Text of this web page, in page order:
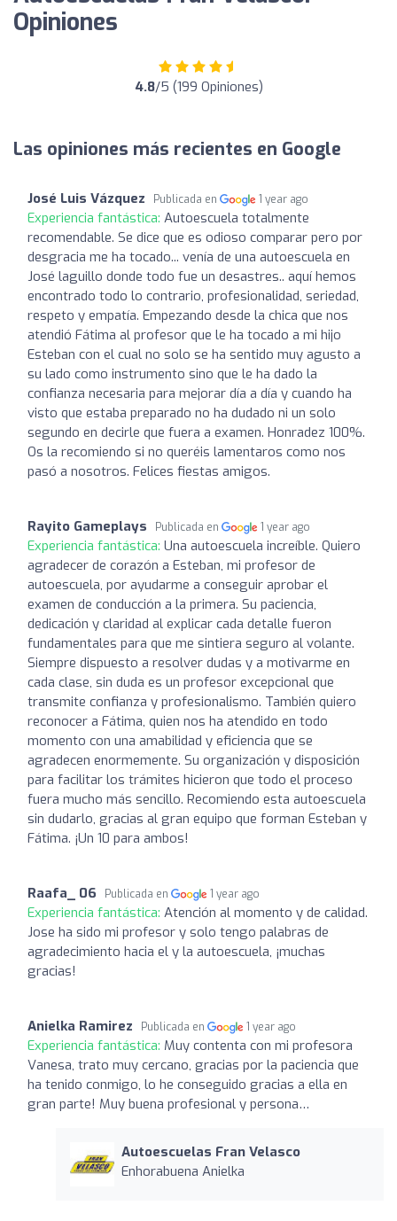
Opiniones
4.8/5 (199 Opiniones)
Las opiniones más recientes en Google
José Luis Vázquez Publicada en 1 year ago
Experiencia fantástica: Autoescuela totalmente
recomendable. Se dice que es odioso comparar pero por
desgracia me ha tocado... venía de una autoescuela en
José laguillo donde todo fue un desastres.. aquí hemos
encontrado todo lo contrario, profesionalidad, seriedad,
respeto y empatía. Empezando desde la chica que nos
atendió Fátima al profesor que le ha tocado a mi hijo
Esteban con el cual no solo se ha sentido muy agusto a
su lado como instrumento sino que le ha dado la
confianza necesaria para mejorar día a día y cuando ha
visto que estaba preparado no ha dudado ni un solo
segundo en decirle que fuera a examen. Honradez 100%.
Os la recomiendo si no queréis lamentaros como nos
pasó a nosotros. Felices fiestas amigos.
Rayito Gameplays Publicada en 1 year ago
Experiencia fantástica: Una autoescuela increíble. Quiero
agradecer de corazón a Esteban, mi profesor de
autoescuela, por ayudarme a conseguir aprobar el
examen de conducción a la primera. Su paciencia,
dedicación y claridad al explicar cada detalle fueron
fundamentales para que me sintiera seguro al volante.
Siempre dispuesto a resolver dudas y a motivarme en
cada clase, sin duda es un profesor excepcional que
transmite confianza y profesionalismo. También quiero
reconocer a Fátima, quien nos ha atendido en todo
momento con una amabilidad y eficiencia que se
agradecen enormemente. Su organización y disposición
para facilitar los trámites hicieron que todo el proceso
fuera mucho más sencillo. Recomiendo esta autoescuela
sin dudarlo, gracias al gran equipo que forman Esteban y
Fátima. ¡Un 10 para ambos!
Raafa_ 06 Publicada en 1 year ago
Experiencia fantástica: Atención al momento y de calidad.
Jose ha sido mi profesor y solo tengo palabras de
agradecimiento hacia el y la autoescuela, ¡muchas
gracias!
Anielka Ramirez Publicada en 1 year ago
Experiencia fantástica: Muy contenta con mi profesora
Vanesa, trato muy cercano, gracias por la paciencia que
ha tenido conmigo, lo he conseguido gracias a ella en
gran parte! Muy buena profesional y persona…
Autoescuelas Fran Velasco
Enhorabuena Anielka